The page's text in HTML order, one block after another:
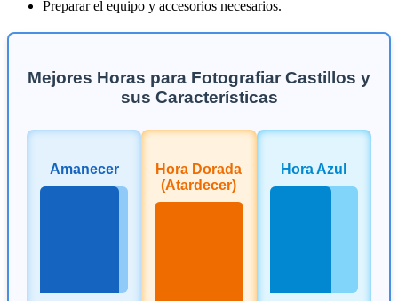
Preparar el equipo y accesorios necesarios.
Mejores Horas para Fotografiar Castillos y
sus Características
Amanecer
Hora Dorada
(Atardecer)
Hora Azul